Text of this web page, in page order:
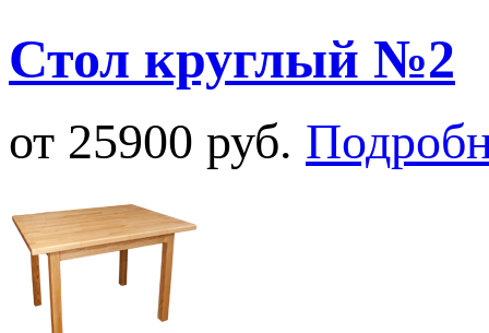
Стол круглый №2
от 25900 руб.